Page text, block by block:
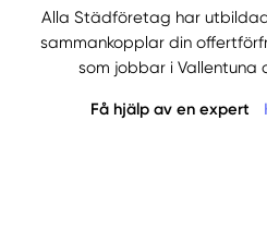
Alla Städföretag har
sammankopplar din
som jobbar i Vallentuna
Få hjälp av en expert